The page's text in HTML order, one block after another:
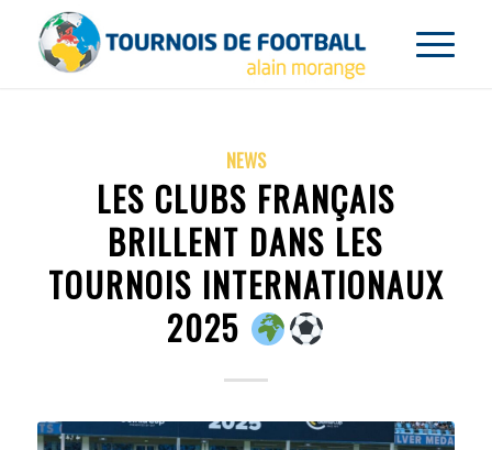
NEWS
LES CLUBS FRANÇAIS
BRILLENT DANS LES
TOURNOIS INTERNATIONAUX
2025